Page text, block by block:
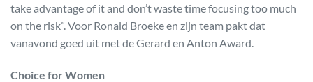
take advantage of it and don’t waste time focusing too much
on the risk”. Voor Ronald Broeke en zijn team pakt dat
vanavond goed uit met de Gerard en Anton Award.
Choice for Women